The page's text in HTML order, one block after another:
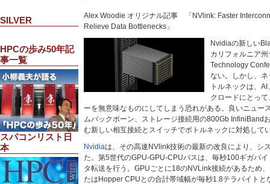
SILVER
HPCの歩み50年記
事一覧
スパコンリスト日
本
Alex Woodie オリジナル記事 「NVlink: Faster
Relieve Data Bottlenecks」
Nvidiaの新しい
カリフォルニア
Technology
ない。しかし、
トルネックは、
クロードにとっ
ーを無意味なものにしてしまう恐れがある。良いニュー
ムバックボーン、ストレージ接続用の800Gb InfiniBand
む新しい相互接続とスイッチでボトルネックに対処して
Nvidiaは、その高速NVlink技術の最新の改良により、シ
た。第5世代のGPU-GPU-CPUバスは、毎秒100ギガバ
タ転送を行う。GPUごとに18のNVLink接続があるため
たはHopper CPUとの合計帯域幅が毎秒1.8テラバイト